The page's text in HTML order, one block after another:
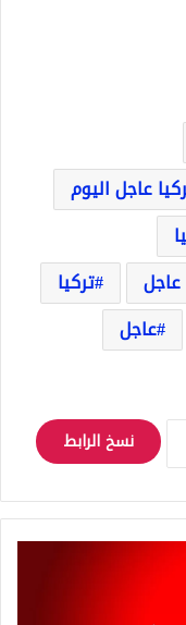
عاجل اليوم
عاجل
تركيا
عاجل
نسخ الرابط